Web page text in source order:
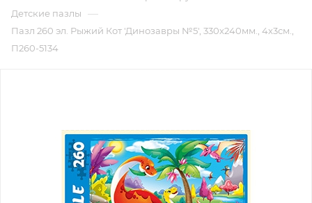
Детские пазлы —
Пазл 260 эл. Рыжий Кот 'Динозавры №5', 330х240мм., 4х3см.,
П260-5134